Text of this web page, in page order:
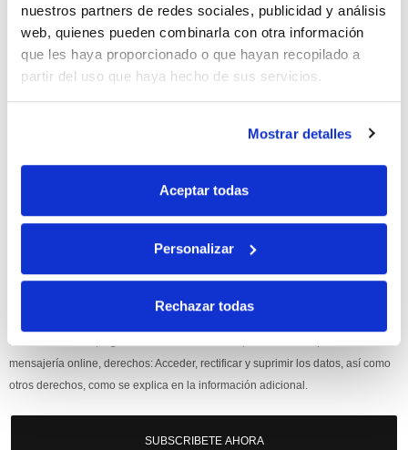
nuestros partners de redes sociales, publicidad y análisis
web, quienes pueden combinarla con otra información
que les haya proporcionado o que hayan recopilado a
partir del uso que haya hecho de sus servicios.
Mostrar detalles
Aceptar todas
Personalizar
Rechazar todas
10% de descuento
con tu primera compra.
a nuestra newsletter para recibir nuestrasofertas
Si, he leído y acepto la política de protección de datos.
fines comerciales, legitimación: consentimiento, destinatarios: proveedor de
mensajería online, derechos: Acceder, rectificar y suprimir los datos, así como
otros derechos, como se explica en la información adicional.
SUBSCRIBETE AHORA